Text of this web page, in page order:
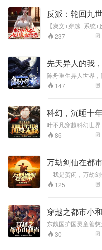
怎么样的故事在等
待着？
反派：轮回九
【爽文+穿越+系统+
穿书到了大反派身上。 主角叶凌带着九大
用灭天法阵困林天于映天湖。 映
落，命改！ 映天湖中林天改写的前世今生，慢慢
浮现。 大魔头人设瞬间改写！ 什么？杀人夺血脉
的大魔头竟然夺的是
么？上任大帝竟是如此阴险！ 什
大女主竟有如此渊源纠缠！ …… 九
237
先天异人的我
陈舟重生异人世界，
先天异人！ 本就资质顶尖，结果功法、异能还都
能自动修炼？ 【你的蕴神养元功勤恳修炼，天道
念动力惊才绝艳，
级！】 【你的御物法久经磨练，突破极限，可御
周天星斗之数！】 【你的八步赶蝉备受打击，于
绝望中顿悟，飒沓流星
了口气，功法比他还
147
科幻，沉睡十
叶不凡穿越科幻世界
此期间，他获得肉身无敌系统
上的主宰级神功：神象镇狱劲
他的一颗微粒，就
分每秒都会增加微粒。 科学家：人类一定要
科学！ 叶不凡，身渡星空，在宇宙中飞卢。 科学
家：在机甲面前，人类就
打爆了，最强大的宇宙战舰。 他
86
万劫剑仙在都
－我是贺闲，万劫
升成圣！ －贺闲，
剑仙贺闲力战十魔
他烂泥扶不上墙，
埋了…… 情爱欲念、
争储、跨国谍战、
来！ 上古传奇与人
社会与虚拟世界，哪
125
穿越之都市小
多人剧
东魏国护国灵童善慈
珑逃越现代都市！
拐骗了个便宜皇帝
30